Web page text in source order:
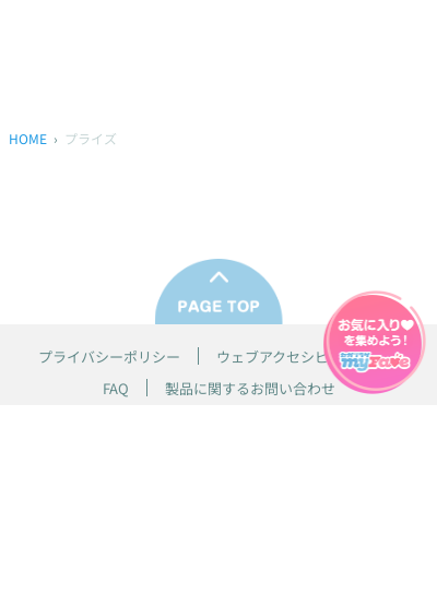
HOME プライズ
プライバシーポリシー
ウェブアクセシビリティ方針
FAQ
製品に関するお問い合わせ